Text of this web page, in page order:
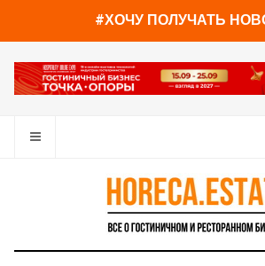
#ХОЧУ ПОЛУЧАТЬ